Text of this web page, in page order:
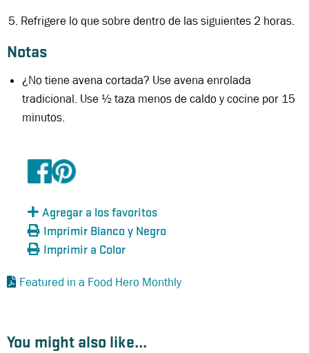
Refrigere lo que sobre dentro de las siguientes 2 horas.
Notas
¿No tiene avena cortada? Use avena enrolada
tradicional. Use½ taza menos de caldo y cocine por 15
minutos.
Agregar a los favoritos
Imprimir Blanco y Negro
Imprimir a Color
Featured in a Food Hero Monthly
You might also like...